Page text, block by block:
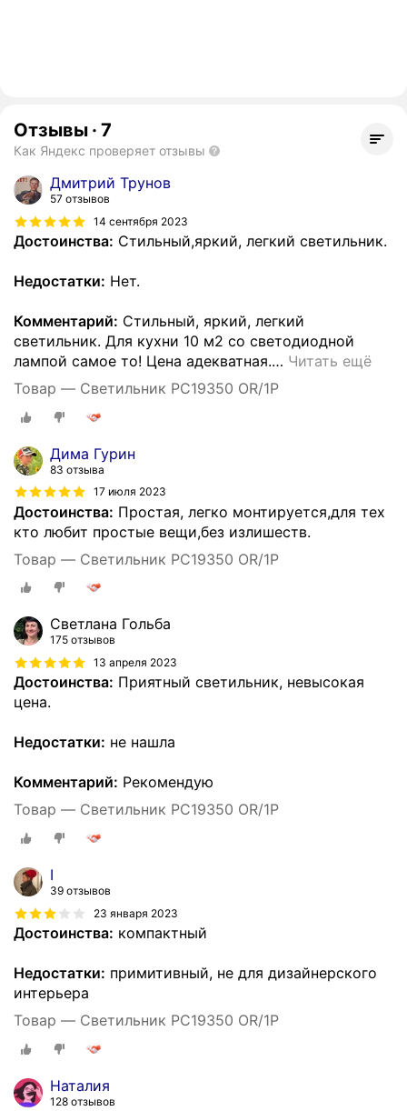
Отзывы · 7
Как Яндекс проверяет отзывы
Дмитрий Трунов
57 отзывов
14 сентября 2023
Достоинства: Стильный,яркий, легкий светильник.
Недостатки: Нет.
Комментарий: Стильный, яркий, легкий
светильник. Для кухни 10 м2 со светодиодной
лампой самое то! Цена адекватная.… Читать ещё
Товар — Светильник РС19350 OR/1P
Дима Гурин
83 отзыва
17 июля 2023
Достоинства: Простая, легко монтируется,для тех
кто любит простые вещи,без излишеств.
Товар — Светильник РС19350 OR/1P
Светлана Гольба
175 отзывов
13 апреля 2023
Достоинства: Приятный светильник, невысокая
цена.
Недостатки: не нашла
Комментарий: Рекомендую
Товар — Светильник РС19350 OR/1P
I
39 отзывов
23 января 2023
Достоинства: компактный
Недостатки: примитивный, не для дизайнерского
интерьера
Товар — Светильник РС19350 OR/1P
Наталия
128 отзывов